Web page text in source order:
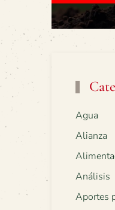
Agua
Alianza
Análisis
Aportes